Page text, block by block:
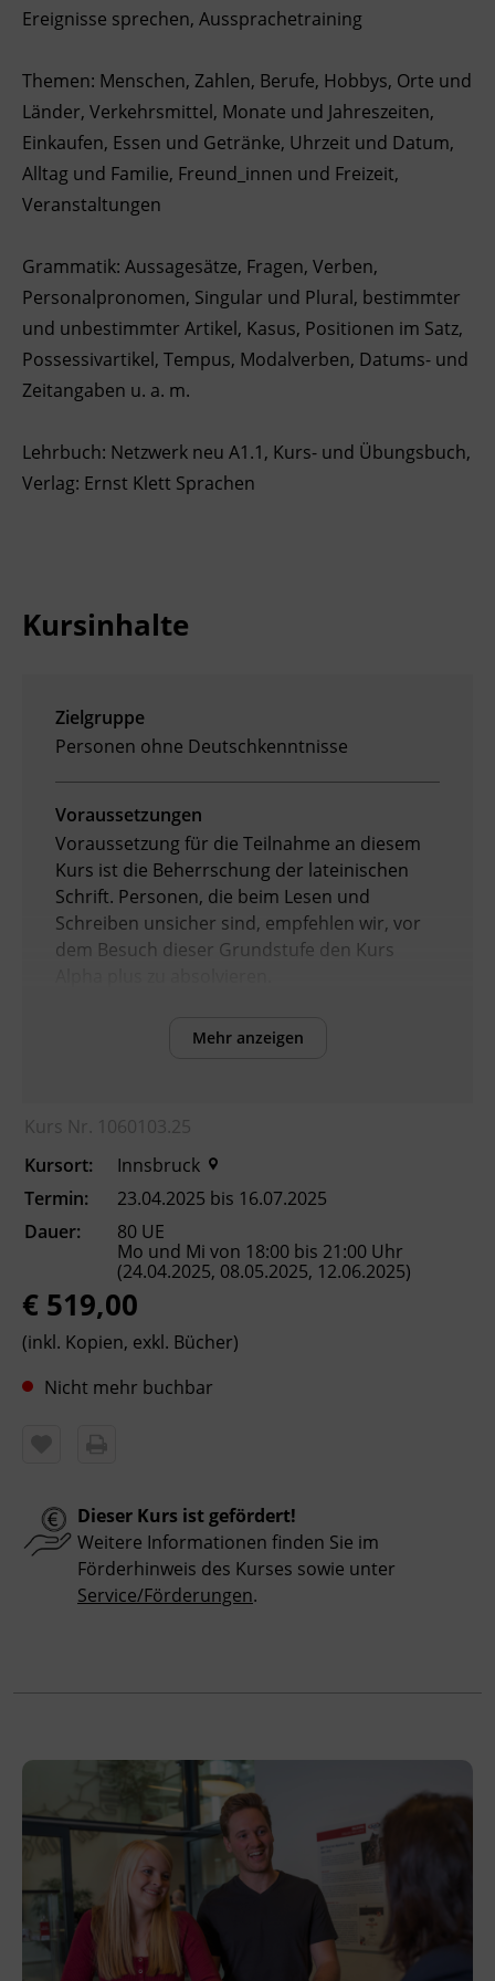
Ingenieurzertifizierung
Ereignisse sprechen, Aussprachetraining
Themen: Menschen, Zahlen, Berufe, Hobbys, Orte und
Länder, Verkehrsmittel, Monate und Jahreszeiten,
Einkaufen, Essen und Getränke, Uhrzeit und Datum,
Alltag und Familie, Freund_innen und Freizeit,
Veranstaltungen
Grammatik: Aussagesätze, Fragen, Verben,
Personalpronomen, Singular und Plural, bestimmter
und unbestimmter Artikel, Kasus, Positionen im Satz,
Possessivartikel, Tempus, Modalverben, Datums- und
Zeitangaben u. a. m.
Lehrbuch: Netzwerk neu A1.1, Kurs- und Übungsbuch,
Verlag: Ernst Klett Sprachen
Kursinhalte
Zielgruppe
Personen ohne Deutschkenntnisse
Voraussetzungen
Voraussetzung für die Teilnahme an diesem
Kurs ist die Beherrschung der lateinischen
Schrift. Personen, die beim Lesen und
Schreiben unsicher sind, empfehlen wir, vor
dem Besuch dieser Grundstufe den Kurs
Arbeitsmarkt
Kursformat
Präsenzunterricht
Leitung
Fachtrainer_in
Abschluss
Bitte beachten Sie, dass an offiziellen
österreichischen Feiertagen keine Kurse
stattfinden. Ausfallende Termine werden
innerhalb der Kursdauer mittels
Ing.-Etzel-Straße 7
6020 Innsbruck
Förderhinweis
Das Land Tirol fördert bis zu maximal 30 %
der Kurskosten. Nähere Informationen finden
Sie unter
www.mein-update.at
Mehr anzeigen
Kurs Nr. 1060103.25
Kursort:
Innsbruck
Termin:
23.04.2025 bis 16.07.2025
Dauer:
80 UE
Mo und Mi von 18:00 bis 21:00 Uhr
(24.04.2025, 08.05.2025, 12.06.2025)
€ 519,00
(inkl. Kopien, exkl. Bücher)
Nicht mehr buchbar
Dieser Kurs ist gefördert!
Weitere Informationen finden Sie im
Förderhinweis des Kurses sowie unter
Service/Förderungen.